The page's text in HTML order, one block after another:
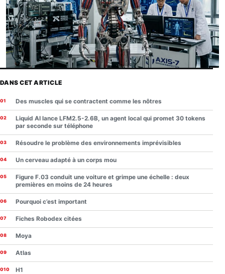
DANS CET ARTICLE
Des muscles qui se contractent comme les nôtres
Liquid AI lance LFM2.5-2.6B, un agent local qui promet 30 tokens
par seconde sur téléphone
Résoudre le problème des environnements imprévisibles
Un cerveau adapté à un corps mou
Figure F.03 conduit une voiture et grimpe une échelle : deux
premières en moins de 24 heures
Pourquoi c’est important
Fiches Robodex citées
Moya
Atlas
H1